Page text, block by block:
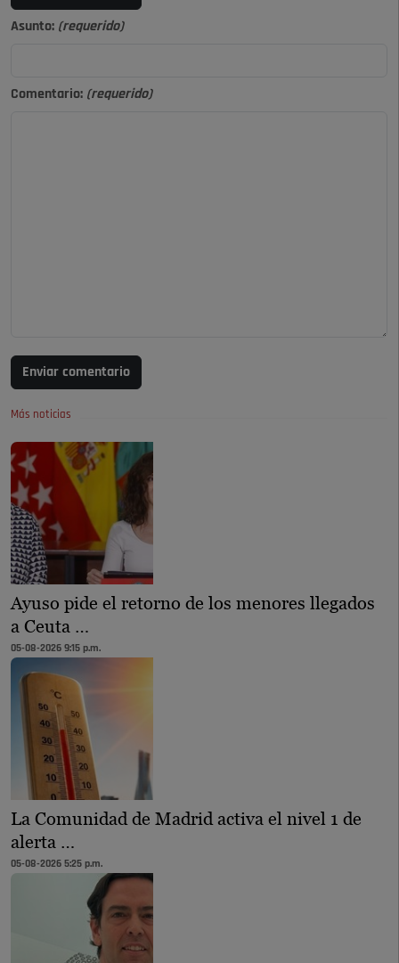
Asunto: (requerido)
Comentario: (requerido)
Enviar comentario
Más noticias
Ayuso pide el retorno de los menores llegados
a Ceuta …
05-08-2026 9:15 p.m.
La Comunidad de Madrid activa el nivel 1 de
alerta …
05-08-2026 5:25 p.m.